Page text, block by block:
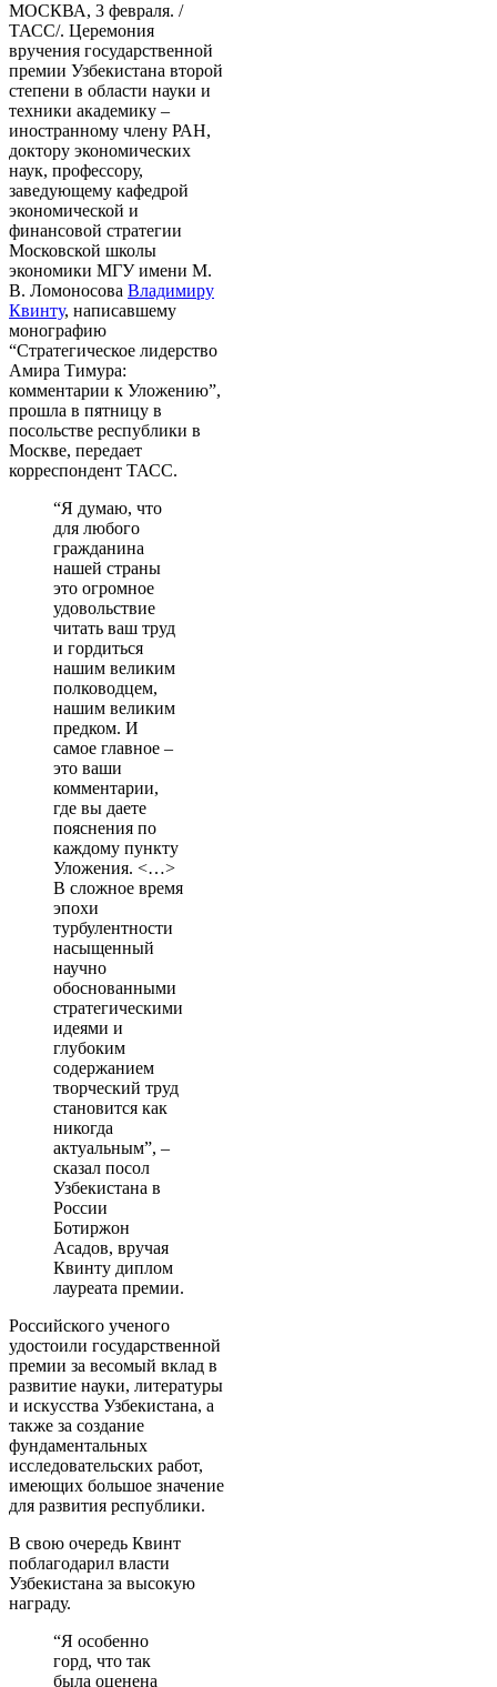
МОСКВА, 3 февраля. /
ТАСС/. Церемония
вручения государственной
премии Узбекистана второй
степени в области науки и
техники академику –
иностранному члену РАН,
доктору экономических
наук, профессору,
заведующему кафедрой
экономической и
финансовой стратегии
Московской школы
экономики МГУ имени М.
В. Ломоносова Владимиру
Квинту, написавшему
монографию
“Стратегическое лидерство
Амира Тимура:
комментарии к Уложению”,
прошла в пятницу в
посольстве республики в
Москве, передает
корреспондент ТАСС.
“Я думаю, что
для любого
гражданина
нашей страны
это огромное
удовольствие
читать ваш труд
и гордиться
нашим великим
полководцем,
нашим великим
предком. И
самое главное –
это ваши
комментарии,
где вы даете
пояснения по
каждому пункту
Уложения. <…>
В сложное время
эпохи
турбулентности
насыщенный
научно
обоснованными
стратегическими
идеями и
глубоким
содержанием
творческий труд
становится как
никогда
актуальным”, –
сказал посол
Узбекистана в
России
Ботиржон
Асадов, вручая
Квинту диплом
лауреата премии.
Российского ученого
удостоили государственной
премии за весомый вклад в
развитие науки, литературы
и искусства Узбекистана, а
также за создание
фундаментальных
исследовательских работ,
имеющих большое значение
для развития республики.
В свою очередь Квинт
поблагодарил власти
Узбекистана за высокую
награду.
“Я особенно
горд, что так
была оценена